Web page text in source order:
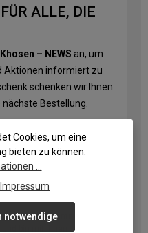
ALLE, DIE
– NEWS an, um
Aktionen informiert zu
schenken wir Ihnen
Bestellung.
zur Kenntnis
Cookies, um eine
bieten zu können.
...
Impressum
notwendige